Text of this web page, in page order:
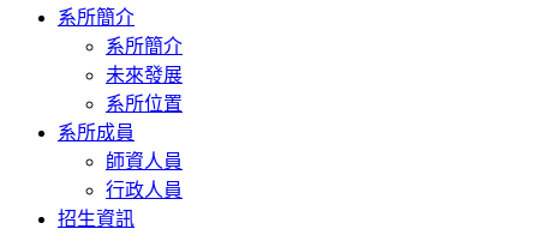
系所簡介
系所簡介
未來發展
系所位置
系所成員
師資人員
行政人員
招生資訊